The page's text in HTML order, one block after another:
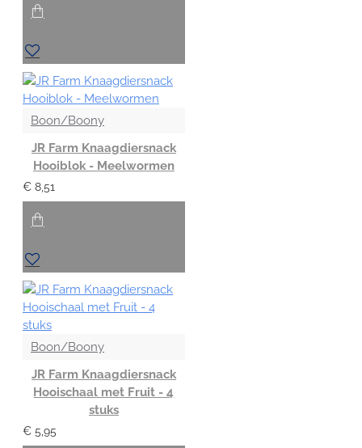
Boon/Boony
JR Farm Knaagdiersnack
Hooiblok - Meelwormen
€ 8,51
Boon/Boony
JR Farm Knaagdiersnack
Hooischaal met Fruit - 4
stuks
€ 5,95